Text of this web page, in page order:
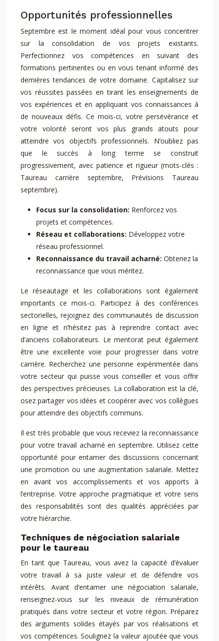
Opportunités professionnelles
Septembre est le moment idéal pour vous concentrer
sur la consolidation de vos projets existants.
Perfectionnez vos compétences en suivant des
formations pertinentes ou en vous tenant informé des
dernières tendances de votre domaine. Capitalisez sur
vos réussites passées en tirant les enseignements de
vos expériences et en appliquant vos connaissances à
de nouveaux défis. Ce mois-ci, votre persévérance et
votre volonté seront vos plus grands atouts pour
atteindre vos objectifs professionnels. N’oubliez pas
que le succès à long terme se construit
progressivement, avec patience et rigueur (mots-clés :
Taureau carrière septembre, Prévisions Taureau
septembre).
Focus sur la consolidation: Renforcez vos
projets et compétences.
Réseau et collaborations: Développez votre
réseau professionnel.
Reconnaissance du travail acharné: Obtenez la
reconnaissance que vous méritez.
Le réseautage et les collaborations sont également
importants ce mois-ci. Participez à des conférences
sectorielles, rejoignez des communautés de discussion
en ligne et n’hésitez pas à reprendre contact avec
d’anciens collaborateurs. Le mentorat peut également
être une excellente voie pour progresser dans votre
carrière. Recherchez une personne expérimentée dans
votre secteur qui puisse vous conseiller et vous offrir
des perspectives précieuses. La collaboration est la clé,
osez partager vos idées et coopérer avec vos collègues
pour atteindre des objectifs communs.
Il est très probable que vous receviez la reconnaissance
pour votre travail acharné en septembre. Utilisez cette
opportunité pour entamer des discussions concernant
une promotion ou une augmentation salariale. Mettez
en avant vos accomplissements et vos apports à
l’entreprise. Votre approche pragmatique et votre sens
des responsabilités sont des qualités appréciées par
votre hiérarchie.
Techniques de négociation salariale
pour le taureau
En tant que Taureau, vous avez la capacité d’évaluer
votre travail à sa juste valeur et de défendre vos
intérêts. Avant d’entamer une négociation salariale,
renseignez-vous sur les niveaux de rémunération
pratiqués dans votre secteur et votre région. Préparez
des arguments solides étayés par vos réalisations et
vos compétences. Soulignez la valeur ajoutée que vous